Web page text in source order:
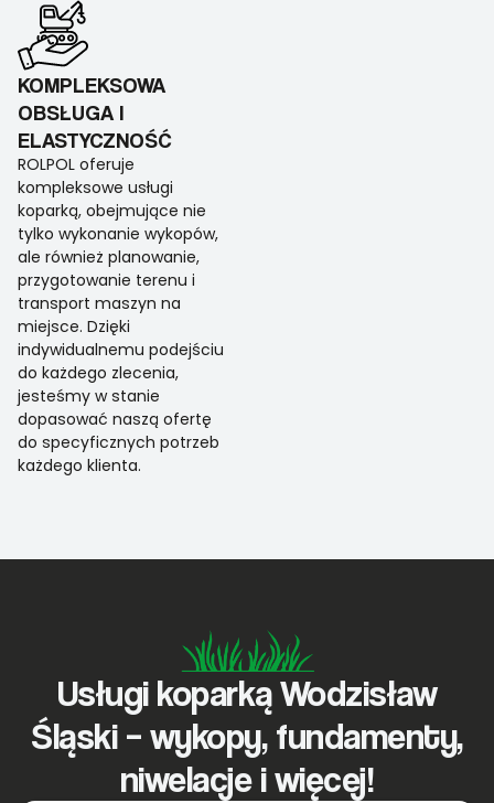
KOMPLEKSOWA
OBSŁUGA I
ELASTYCZNOŚĆ
ROLPOL oferuje
kompleksowe usługi
koparką, obejmujące nie
tylko wykonanie wykopów,
ale również planowanie,
przygotowanie terenu i
transport maszyn na
miejsce. Dzięki
indywidualnemu podejściu
do każdego zlecenia,
jesteśmy w stanie
dopasować naszą ofertę
do specyficznych potrzeb
każdego klienta.
Usługi koparką Wodzisław
Śląski – wykopy, fundamenty,
niwelacje i więcej!